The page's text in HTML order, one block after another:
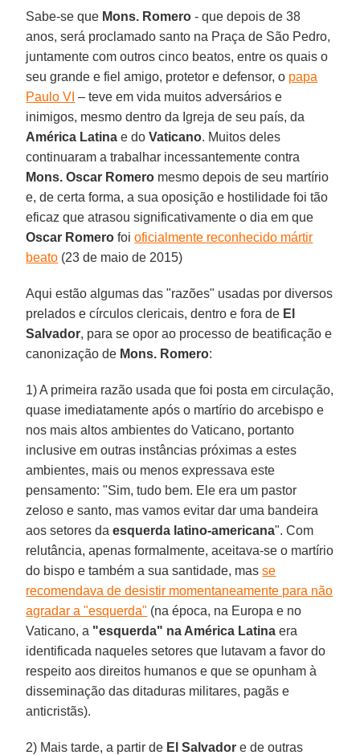
Sabe-se que Mons. Romero - que depois de 38
anos, será proclamado santo na Praça de São Pedro,
juntamente com outros cinco beatos, entre os quais o
seu grande e fiel amigo, protetor e defensor, o papa
Paulo VI – teve em vida muitos adversários e
inimigos, mesmo dentro da Igreja de seu país, da
América Latina e doVaticano. Muitos deles
continuaram a trabalhar incessantemente contra
Mons. Oscar Romero mesmo depois de seu martírio
e, de certa forma, a sua oposição e hostilidade foi tão
eficaz que atrasou significativamente o dia em que
Oscar Romero foioficialmente reconhecido mártir
beato (23 de maio de 2015)
Aqui estão algumas das "razões" usadas por diversos
prelados e círculos clericais, dentro e fora de El
Salvador, para se opor ao processo de beatificação e
canonização de Mons. Romero:
1) A primeira razão usada que foi posta em circulação,
quase imediatamente após o martírio do arcebispo e
nos mais altos ambientes do Vaticano, portanto
inclusive em outras instâncias próximas a estes
ambientes, mais ou menos expressava este
pensamento: "Sim, tudo bem. Ele era um pastor
zeloso e santo, mas vamos evitar dar uma bandeira
aos setores daesquerda latino-americana". Com
relutância, apenas formalmente, aceitava-se o martírio
do bispo e também a sua santidade, masse
recomendava de desistir momentaneamente para não
agradar a "esquerda" (na época, na Europa e no
Vaticano, a "esquerda" na América Latina era
identificada naqueles setores que lutavam a favor do
respeito aos direitos humanos e que se opunham à
disseminação das ditaduras militares, pagãs e
anticristãs).
2) Mais tarde, a partir de El Salvador e de outras